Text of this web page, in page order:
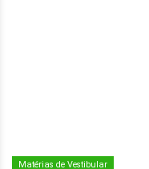
Matérias de Vestibular